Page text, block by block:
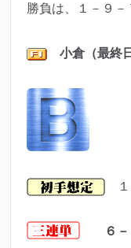
勝負は、１－９－
小倉（最終
１
６